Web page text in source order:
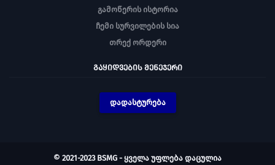
გამოწერის ისტორია
ჩემი სურვილების სია
თრექ ორდერი
ᲒᲐᲧᲘᲓᲕᲔᲑᲘᲡ ᲛᲔᲜᲔᲯᲔᲠᲘ
დადასტურება
© 2021-2023 BSMG - ყველა უფლება დაცულია